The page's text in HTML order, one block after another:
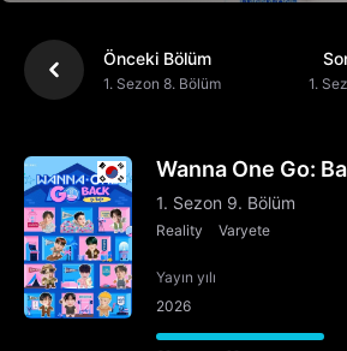
Önceki Bölüm
1. Sezon 8. Bölüm 1.
Wanna One Go:
1. Sezon 9. Bölüm
Reality Varyete
Yayın yılı
2026